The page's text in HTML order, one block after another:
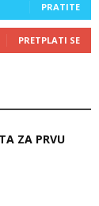
PRATITE
PRETPLATI SE
ZA PRVU